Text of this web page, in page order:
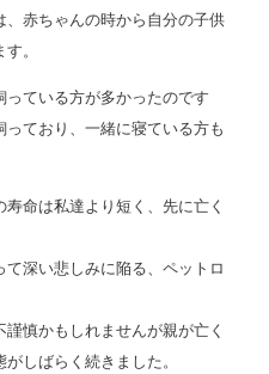
赤ちゃんの時から自分の子供
。
ている方が多かったのです
ており、一緒に寝ている方も
命は私達より短く、先に亡く
深い悲しみに陥る、ペットロ
慎かもしれませんが親が亡く
しばらく続きました。